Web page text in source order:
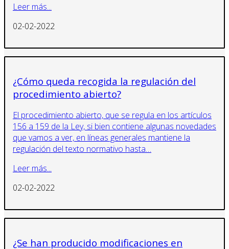
Leer más...
02-02-2022
¿Cómo queda recogida la regulación del
procedimiento abierto?
El procedimiento abierto, que se regula en los artículos
156 a 159 de la Ley, si bien contiene algunas novedades
que vamos a ver, en líneas generales mantiene la
regulación del texto normativo hasta…
Leer más...
02-02-2022
¿Se han producido modificaciones en